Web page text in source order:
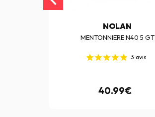
NOLAN
MENTONNIERE N40 5 GT
3 avis
40.99€